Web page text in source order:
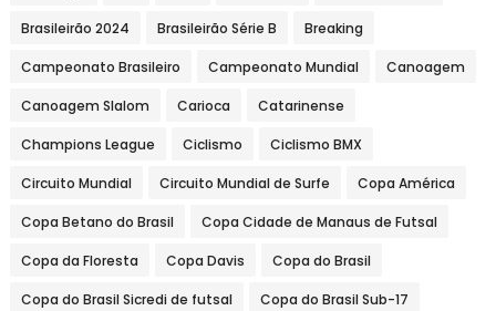
Brasileirão 2024 Brasileirão Série B Breaking
Campeonato Brasileiro Campeonato Mundial Canoagem
Canoagem Slalom Carioca Catarinense
Champions League Ciclismo Ciclismo BMX
Circuito Mundial Circuito Mundial de Surfe Copa América
Copa Betano do Brasil Copa Cidade de Manaus de Futsal
Copa da Floresta Copa Davis Copa do Brasil
Copa do Brasil Sicredi de futsal Copa do Brasil Sub-17